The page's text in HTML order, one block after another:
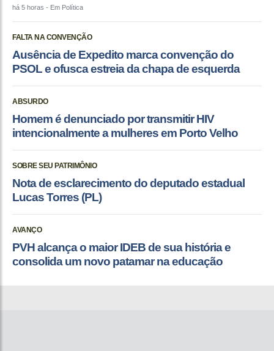
há 5 horas - Em Política
FALTA NA CONVENÇÃO
Ausência de Expedito marca convenção do
PSOL e ofusca estreia da chapa de esquerda
ABSURDO
Homem é denunciado por transmitir HIV
intencionalmente a mulheres em Porto Velho
SOBRE SEU PATRIMÔNIO
Nota de esclarecimento do deputado estadual
Lucas Torres (PL)
AVANÇO
PVH alcança o maior IDEB de sua história e
consolida um novo patamar na educação